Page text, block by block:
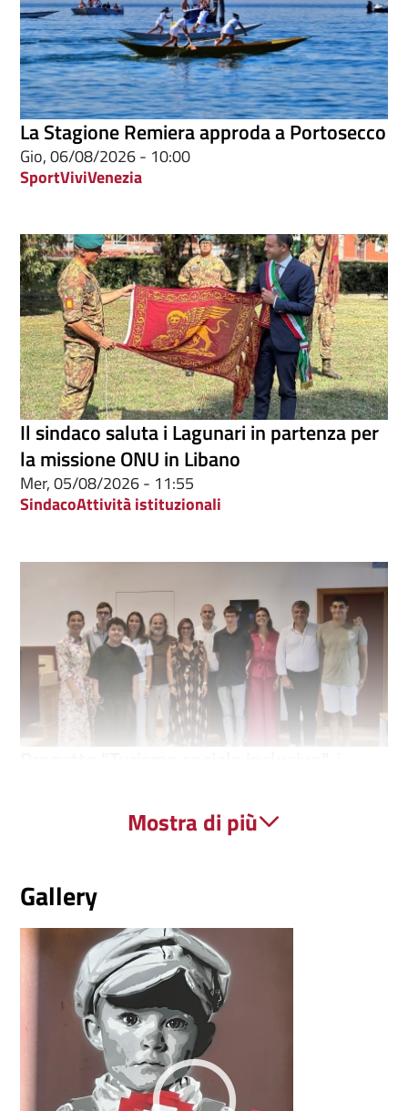
La Stagione Remiera approda a Portosecco
Gio, 06/08/2026 - 10:00
SportViviVenezia
Il sindaco saluta i Lagunari in partenza per
la missione ONU in Libano
Mer, 05/08/2026 - 11:55
SindacoAttività istituzionali
Mer, 05/08/2026 - 11:48
Venezia Murano Burano
Mostra di più
Gallery